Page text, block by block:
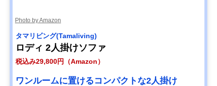
Photo by Amazon
タマリビング(Tamaliving)
ロディ 2人掛けソファ
税込み29,800円（Amazon）
ワンルームに置けるコンパクトな2人掛け